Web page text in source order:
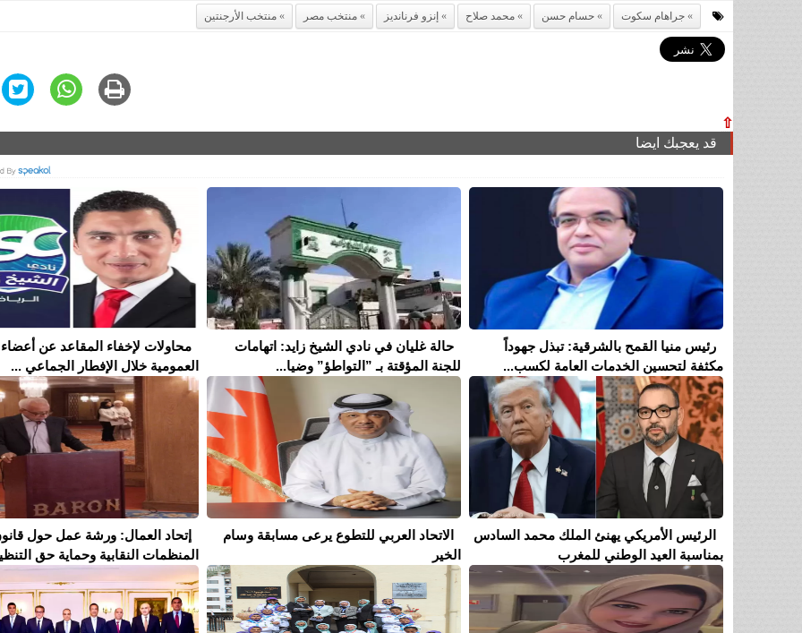
جراهام سكوت حسام حسن محمد صلاح إنزو فرنانديز منتخب مصر منتخب الأرجنتين
⇧
قد يعجبك ايضا
رئيس منيا القمح بالشرقية: تبذل جهوداً
مكثفة لتحسين الخدمات العامة لكسب...
حالة غليان في نادي الشيخ زايد: اتهامات
للجنة المؤقتة بـ ”التواطؤ” وضيا...
محاولات لإخفاء المقاعد عن
العمومية خلال الإفطار الجماعي ...
الرئيس الأمريكي يهنئ الملك محمد السادس
بمناسبة العيد الوطني للمغرب
الاتحاد العربي للتطوع يرعى مسابقة وسام
الخير
إتحاد العمال: ورشة عمل حول
المنظمات النقابية وحماية حق